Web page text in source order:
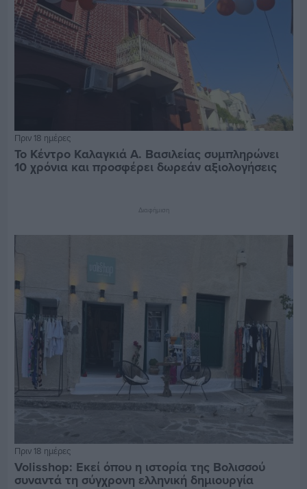
Πριν 18 ημέρες
Το Κέντρο Καλαγκιά Α. Βασιλείας συμπληρώνει
10 χρόνια και προσφέρει δωρεάν αξιολογήσεις
Διαφήμιση
Πριν 18 ημέρες
Volisshop: Εκεί όπου η ιστορία της Βολισσού
συναντά τη σύγχρονη ελληνική δημιουργία